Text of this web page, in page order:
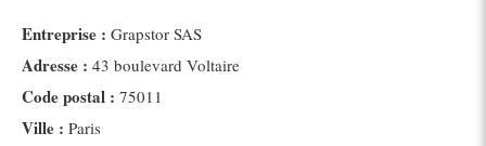
Entreprise : Grapstor SAS
Adresse : 43 boulevard Voltaire
Code postal : 75011
Ville : Paris